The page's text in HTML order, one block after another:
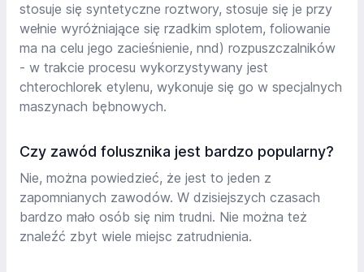
stosuje się syntetyczne roztwory, stosuje się je przy
wełnie wyróżniające się rzadkim splotem, foliowanie
ma na celu jego zacieśnienie, nnd) rozpuszczalników
- w trakcie procesu wykorzystywany jest
chterochlorek etylenu, wykonuje się go w specjalnych
maszynach bębnowych.
Czy zawód folusznika jest bardzo popularny?
Nie, można powiedzieć, że jest to jeden z
zapomnianych zawodów. W dzisiejszych czasach
bardzo mało osób się nim trudni. Nie można też
znaleźć zbyt wiele miejsc zatrudnienia.